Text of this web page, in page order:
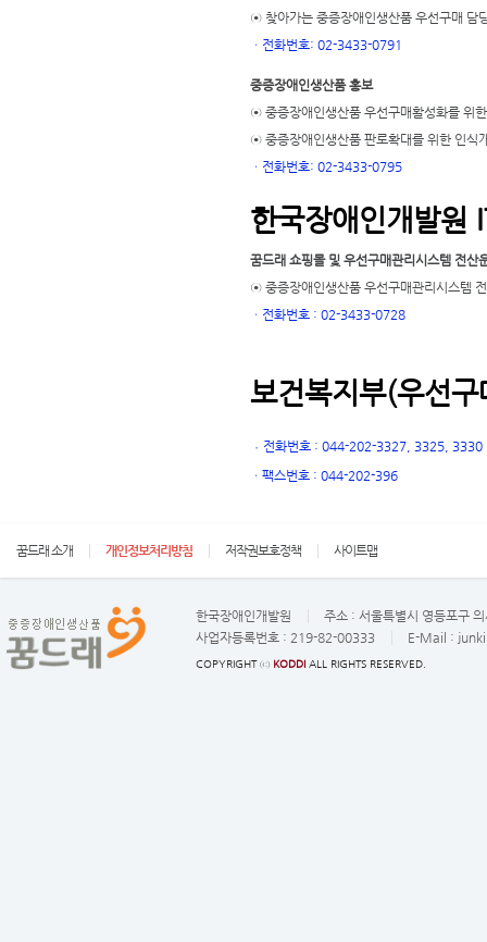
⊙ 찾아가는 중증장애인생산품 우선구매 담
ㆍ 전화번호: 02-3433-0791
중증장애인생산품 홍보
⊙ 중증장애인생산품 우선구매활성화를 위
⊙ 중증장애인생산품 판로확대를 위한 인식
ㆍ 전화번호: 02-3433-0795
한국장애인개발원
꿈드래 쇼핑몰 및 우선구매관리시스템 전산
⊙ 중증장애인생산품 우선구매관리시스템
ㆍ 전화번호 : 02-3433-0728
보건복지부(우선
ㆍ 전화번호 : 044-202-3327, 3325, 3330
ㆍ 팩스번호 : 044-202-396
꿈드래 소개 개인정보처리방침 저작권보호정책 사이트맵
한국장애인개발원 주소 : 서울특별시 영등포구
사업자등록번호 : 219-82-00333 E-Mail :
COPYRIGHT ⓒ KODDI ALL RIGHTS RESERVED.